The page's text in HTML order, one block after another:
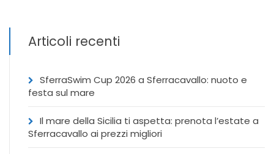
Articoli recenti
SferraSwim Cup 2026 a Sferracavallo: nuoto e
festa sul mare
Il mare della Sicilia ti aspetta: prenota l’estate a
Sferracavallo ai prezzi migliori